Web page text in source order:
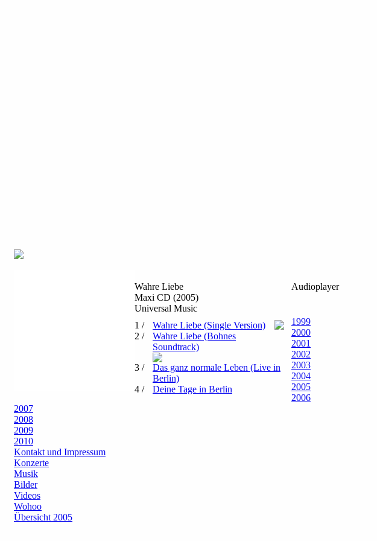
Wahre Liebe
Maxi CD (2005)
Universal Music
1 /
Wahre Liebe (Single Version)
2 /
Wahre Liebe (Bohnes
Soundtrack)
3 /
Das ganz normale Leben (Live in
Berlin)
4 /
Deine Tage in Berlin
Audioplayer
1999
2000
2001
2002
2003
2004
2005
2006
2007
2008
2009
2010
Kontakt und Impressum
Konzerte
Musik
Bilder
Videos
Wohoo
Übersicht 2005